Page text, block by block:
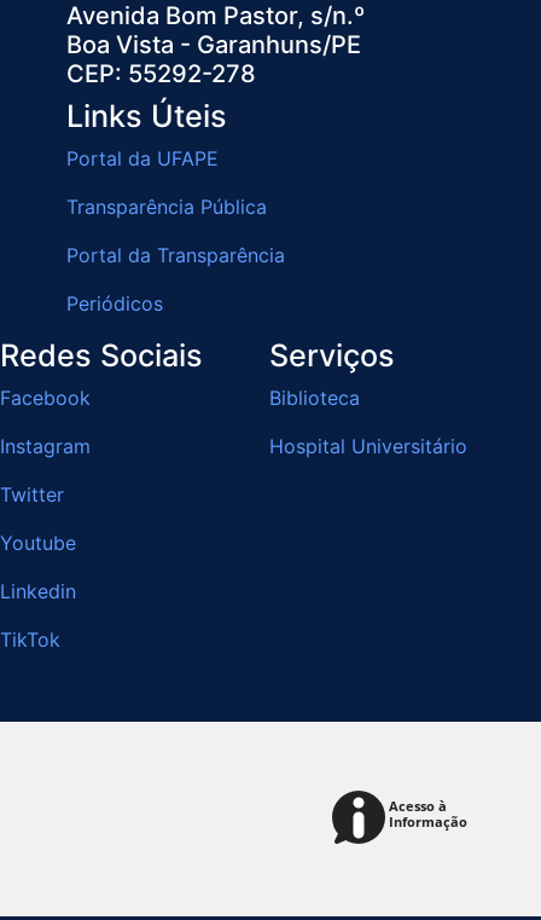
Avenida Bom Pastor, s/n.º
Boa Vista - Garanhuns/PE
CEP: 55292-278
Links Úteis
Portal da UFAPE
Transparência Pública
Portal da Transparência
Periódicos
Redes Sociais
Facebook
Instagram
Twitter
Youtube
Linkedin
TikTok
Serviços
Biblioteca
Hospital Universitário